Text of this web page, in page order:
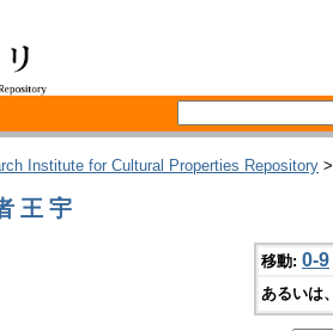
Institute for Cultural Properties Repository >
王 宇
移動: 0-9
あるいは